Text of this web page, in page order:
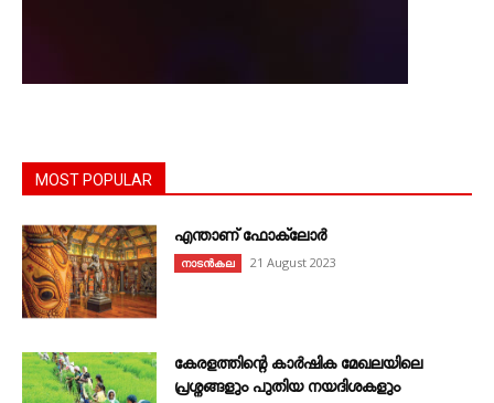
MOST POPULAR
എന്താണ്‌ ഫോക്‌ലോർ
നാടൻകല 21 August 2023
കേരളത്തിന്റെ കാർഷിക മേഖലയിലെ
പ്രശ്നങ്ങളും പുതിയ നയദിശകളും